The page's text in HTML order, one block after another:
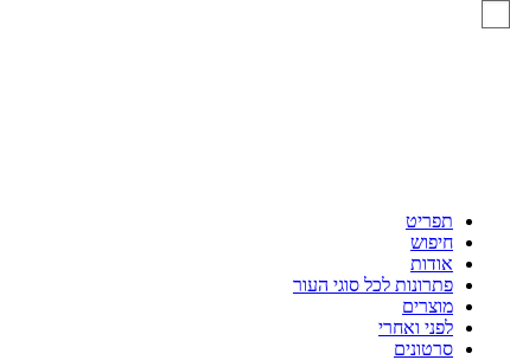
תפריט
חיפוש
אודות
פתרונות לכל סוגי העור
מוצרים
לפני ואחרי
סרטונים